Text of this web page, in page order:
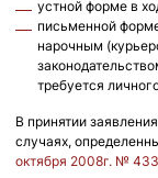
устной форме в
письменной
нарочным
требуется
В принятии
случаях,
октября 2008г. №